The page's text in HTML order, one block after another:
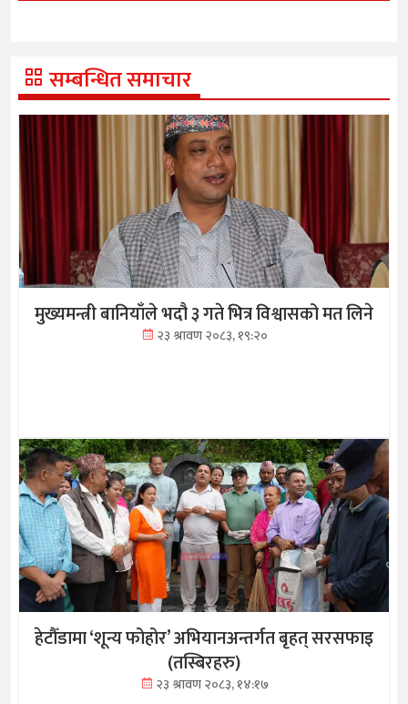
सम्बन्धित समाचार
मुख्यमन्त्री बानियाँले भदौ ३ गते भित्र विश्वासको मत लिने
२३ श्रावण २०८३, १९:२०
हेटौँडामा ‘शून्य फोहोर’ अभियानअन्तर्गत बृहत् सरसफाइ
(तस्बिरहरु)
२३ श्रावण २०८३, १४:१७